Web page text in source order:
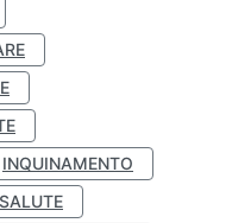
INQUINAMENTO